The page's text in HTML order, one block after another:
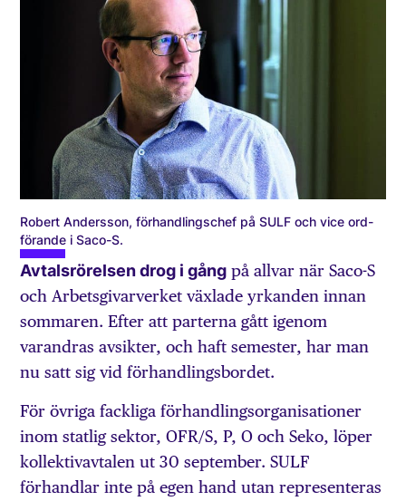
Robert Andersson, förhandlingschef på SULF och vice ord­
förande i Saco-S.
Avtalsrörelsen drog i gång på allvar när Saco-S
och Arbetsgivarverket växlade yrkanden innan
sommaren. Efter att parterna gått igenom
varandras avsikter, och haft semester, har man
nu satt sig vid förhandlingsbordet.
För övriga fackliga förhandlingsorganisationer
inom statlig sektor, OFR/S, P, O och Seko, löper
kollektivavtalen ut 30 september. SULF
förhandlar inte på egen hand utan representeras